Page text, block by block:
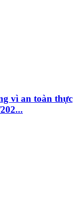
vì an toàn thực